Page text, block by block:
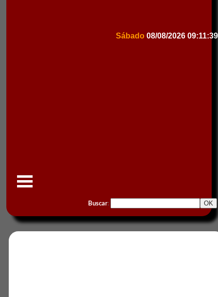
Sábado 08/08/2026 09:11:39
Buscar: